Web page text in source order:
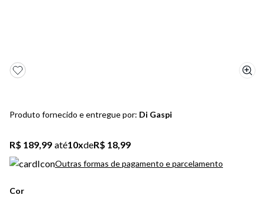
Produto fornecido e entregue por: Di Gaspi
R$ 189,99 até10xdeR$ 18,99
Outras formas de pagamento e parcelamento
Cor